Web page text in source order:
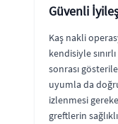
Güvenli
Kaş nakli
kendisiyle
sonrası
uyumla da
izlenmesi
greftlerin